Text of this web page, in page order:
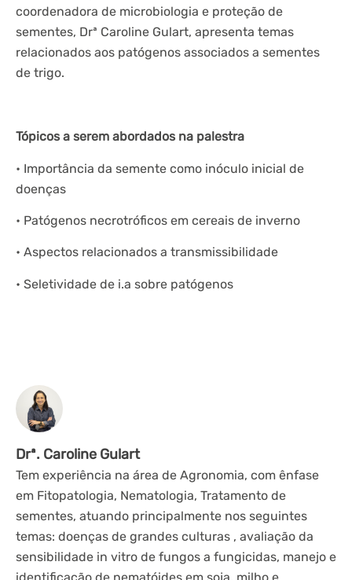
coordenadora de microbiologia e proteção de
sementes, Drª Caroline Gulart, apresenta temas
relacionados aos patógenos associados a sementes
de trigo.
Tópicos a serem abordados na palestra
• Importância da semente como inóculo inicial de
doenças
• Patógenos necrotróficos em cereais de inverno
• Aspectos relacionados a transmissibilidade
• Seletividade de i.a sobre patógenos
Drª. Caroline Gulart
Tem experiência na área de Agronomia, com ênfase
em Fitopatologia, Nematologia, Tratamento de
sementes, atuando principalmente nos seguintes
temas: doenças de grandes culturas , avaliação da
sensibilidade in vitro de fungos a fungicidas, manejo e